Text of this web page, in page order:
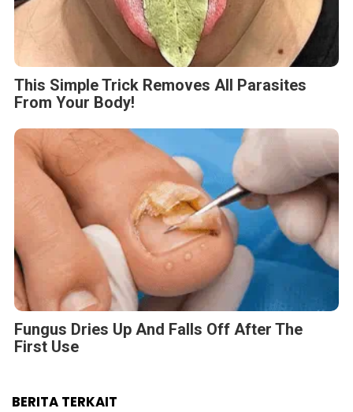
This Simple Trick Removes All Parasites
From Your Body!
Fungus Dries Up And Falls Off After The
First Use
BERITA TERKAIT